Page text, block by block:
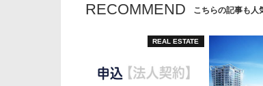
RECOMMEND こちらの記事も人
REAL ESTATE